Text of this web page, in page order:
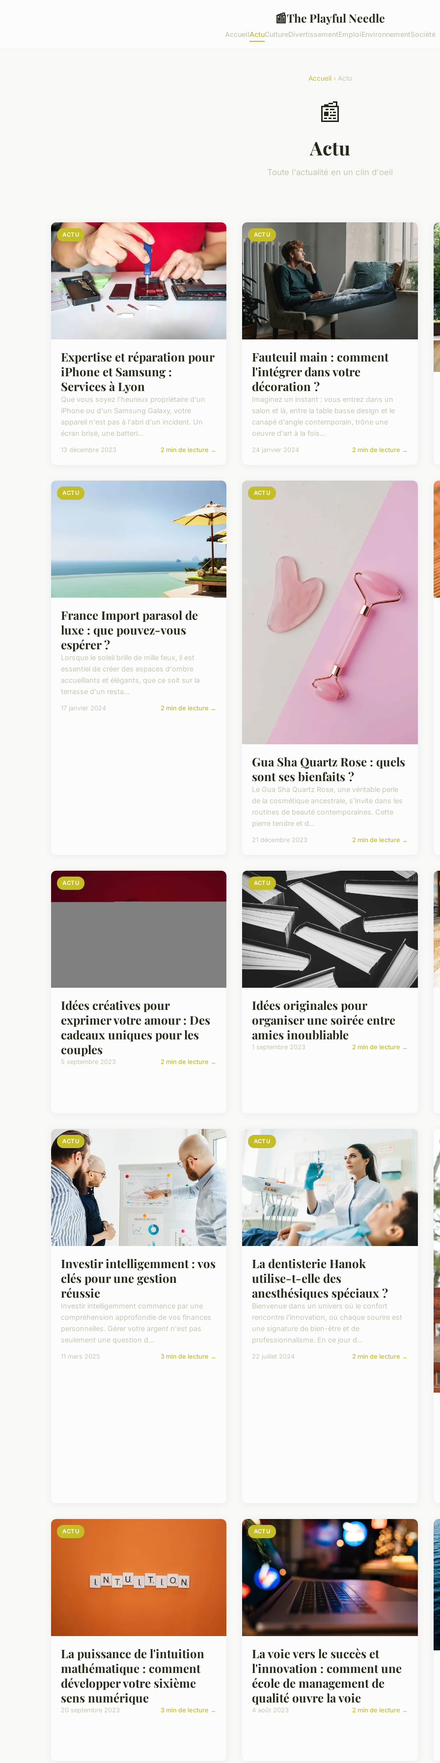
📰The Playful Needle
AccueilActuCultureDivertissementEmploiEnvironnementSociété
Accueil› Actu
📰
Actu
Toute l'actualité en un clin d'oeil
ACTU
Expertise et réparation pour
iPhone et Samsung :
Services à Lyon
Que vous soyez l'heureux propriétaire d'un
iPhone ou d'un Samsung Galaxy, votre
appareil n'est pas à l'abri d'un incident. Un
écran brisé, une batteri...
13 décembre 2023 2 min de lecture →
ACTU
Fauteuil main : comment
l'intégrer dans votre
décoration ?
Imaginez un instant : vous entrez dans un
salon et là, entre la table basse design et le
canapé d'angle contemporain, trône une
oeuvre d'art à la fois...
24 janvier 2024 2 min de lecture →
ACTU
France Import parasol de
luxe : que pouvez-vous
espérer ?
Lorsque le soleil brille de mille feux, il est
essentiel de créer des espaces d'ombre
accueillants et élégants, que ce soit sur la
terrasse d'un resta...
17 janvier 2024 2 min de lecture →
ACTU
Gua Sha Quartz Rose : quels
sont ses bienfaits ?
Le Gua Sha Quartz Rose, une véritable perle
de la cosmétique ancestrale, s'invite dans les
routines de beauté contemporaines. Cette
pierre tendre et d...
21 décembre 2023 2 min de lecture →
ACTU
Idées créatives pour
exprimer votre amour : Des
cadeaux uniques pour les
couples
5 septembre 2023 2 min de lecture →
ACTU
Idées originales pour
organiser une soirée entre
amies inoubliable
1 septembre 2023 2 min de lecture →
ACTU
Investir intelligemment : vos
clés pour une gestion
réussie
Investir intelligemment commence par une
compréhension approfondie de vos finances
personnelles. Gérer votre argent n'est pas
seulement une question d...
11 mars 2025 3 min de lecture →
ACTU
La dentisterie Hanok
utilise-t-elle des
anesthésiques spéciaux ?
Bienvenue dans un univers où le confort
rencontre l'innovation, où chaque sourire est
une signature de bien-être et de
professionnalisme. En ce jour d...
22 juillet 2024 2 min de lecture →
ACTU
La puissance de l'intuition
mathématique : comment
développer votre sixième
sens numérique
20 septembre 2023 3 min de lecture →
ACTU
La voie vers le succès et
l'innovation : comment une
école de management de
qualité ouvre la voie
4 août 2023 2 min de lecture →